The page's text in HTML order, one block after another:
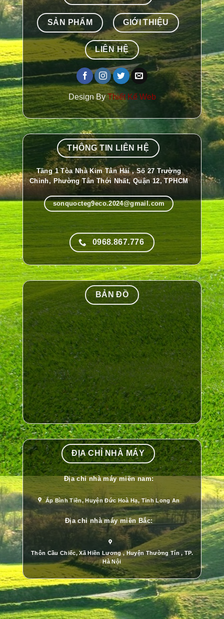
SẢN PHẨM GIỚI THIỆU
LIÊN HỆ
Design ByThiết Kế Web
THÔNG TIN LIÊN HỆ
Tầng 1 Tòa Nhà Kim Tân Hải , Số 27 Trường
Chinh, Phường Tân Thới Nhất, Quận 12, TPHCM
sonquocteg9eco.2024@gmail.com
0968.867.776
BẢN ĐỒ
ĐỊA CHỈ NHÀ MÁY
Địa chỉ nhà máy miền nam:
Ấp Bình Tiền, Huyện Đức Hoà Hạ, Tỉnh Long An
Địa chỉ nhà máy miền Bắc:
Thôn Cầu Chiếc, Xã Hiền Lương , Huyện Thường Tín , TP.
Hà Nội